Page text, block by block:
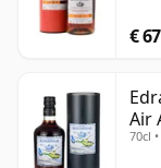
€ 67
Air
70cl